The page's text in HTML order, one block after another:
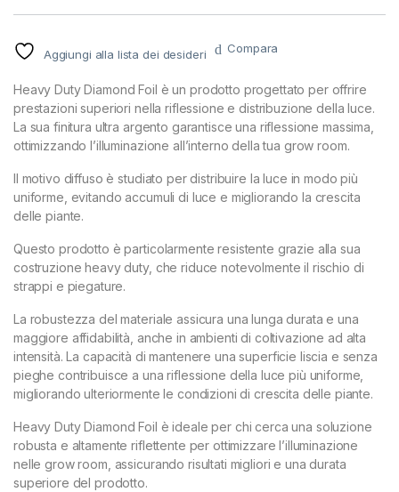
Aggiungi alla lista dei desideri Compara
Heavy Duty Diamond Foil è un prodotto progettato per offrire
prestazioni superiori nella riflessione e distribuzione della luce.
La sua finitura ultra argento garantisce una riflessione massima,
ottimizzando l’illuminazione all’interno della tua grow room.
Il motivo diffuso è studiato per distribuire la luce in modo più
uniforme, evitando accumuli di luce e migliorando la crescita
delle piante.
Questo prodotto è particolarmente resistente grazie alla sua
costruzione heavy duty, che riduce notevolmente il rischio di
strappi e piegature.
La robustezza del materiale assicura una lunga durata e una
maggiore affidabilità, anche in ambienti di coltivazione ad alta
intensità. La capacità di mantenere una superficie liscia e senza
pieghe contribuisce a una riflessione della luce più uniforme,
migliorando ulteriormente le condizioni di crescita delle piante.
Heavy Duty Diamond Foil è ideale per chi cerca una soluzione
robusta e altamente riflettente per ottimizzare l’illuminazione
nelle grow room, assicurando risultati migliori e una durata
superiore del prodotto.